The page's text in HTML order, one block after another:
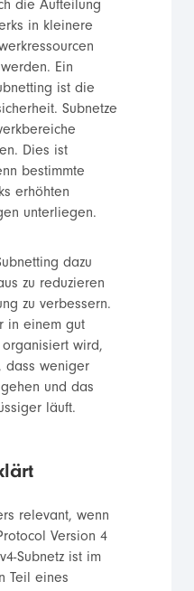
die Aufteilung
in kleinere
Ein
ist die
Subnetze
Dies ist
bestimmte
erhöhten
unterliegen.
dazu
zu reduzieren
zu verbessern.
in einem gut
organisiert wird,
dass weniger
und das
läuft.
relevant, wenn
Version 4
Subnetz ist im
Teil eines